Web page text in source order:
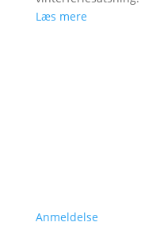
Læs mere
Anmeldelse